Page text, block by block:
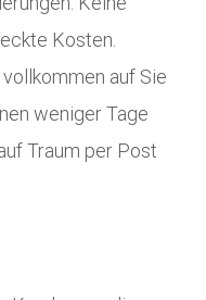
Kosten.
auf Sie
weniger Tage
Traum per Post